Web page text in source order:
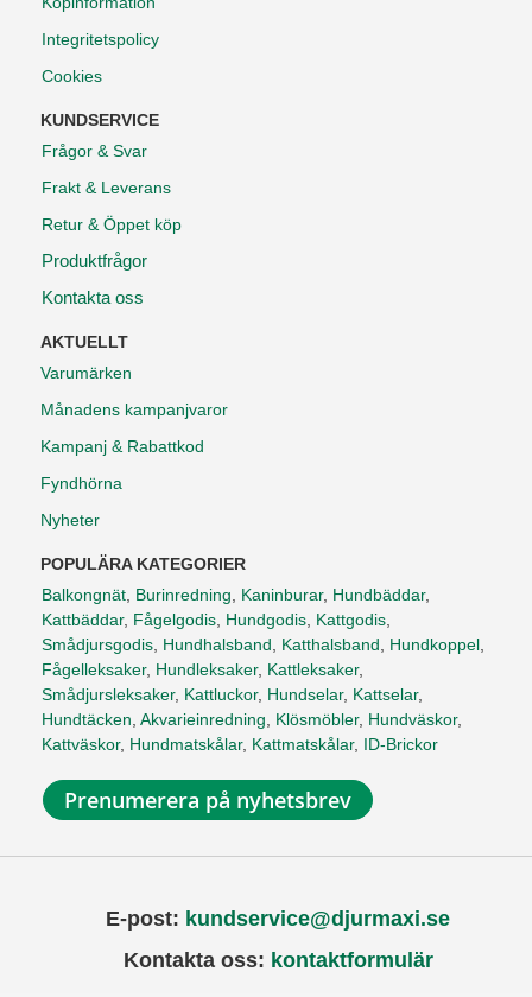
Integritetspolicy
Cookies
KUNDSERVICE
Frågor & Svar
Frakt & Leverans
Retur & Öppet köp
Produktfrågor
Kontakta oss
AKTUELLT
Varumärken
Månadens kampanjvaror
Kampanj & Rabattkod
Fyndhörna
Nyheter
POPULÄRA KATEGORIER
Balkongnät, Burinredning, Kaninburar, Hundbäddar,
Kattbäddar, Fågelgodis, Hundgodis, Kattgodis,
Smådjursgodis, Hundhalsband, Katthalsband, Hundkoppel,
Fågelleksaker, Hundleksaker, Kattleksaker,
Smådjursleksaker, Kattluckor, Hundselar, Kattselar,
Hundtäcken, Akvarieinredning, Klösmöbler, Hundväskor,
Kattväskor, Hundmatskålar, Kattmatskålar, ID-Brickor
Prenumerera på nyhetsbrev
E-post: kundservice@djurmaxi.se
Kontakta oss: kontaktformulär